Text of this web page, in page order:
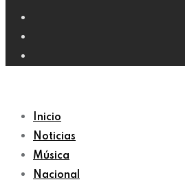
Inicio
Noticias
Música
Nacional